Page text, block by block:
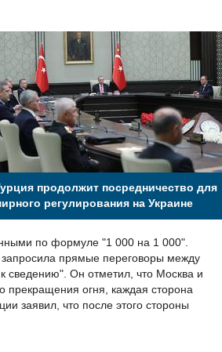
продолжит посредничество для
регулирования на Украине
по формуле "1 000 на 1 000".
прямые переговоры между
сведению". Он отметил, что Москва и
прекращения огня, каждая сторона
заявил, что после этого стороны